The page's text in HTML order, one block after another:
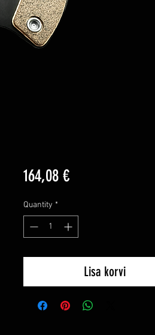
164,08 €Price
Quantity *
Lisa korvi